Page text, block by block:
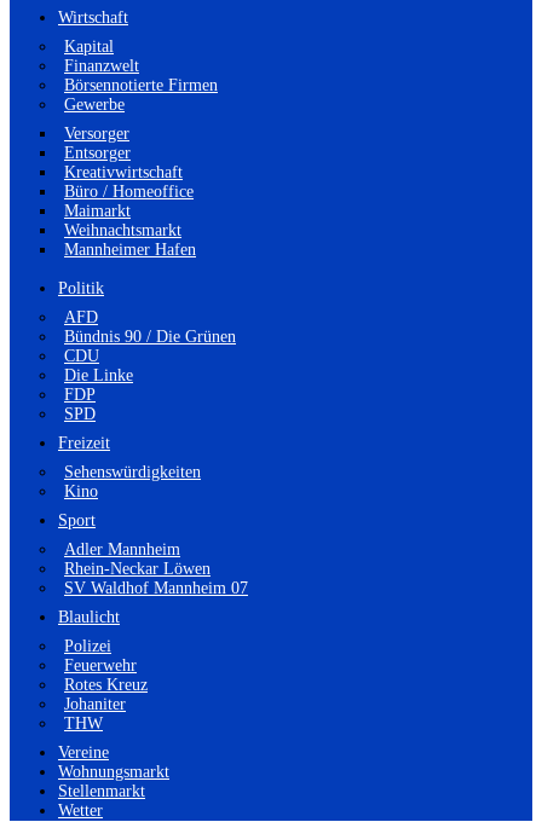
Wirtschaft
Kapital
Finanzwelt
Börsennotierte Firmen
Gewerbe
Versorger
Entsorger
Kreativwirtschaft
Büro / Homeoffice
Maimarkt
Weihnachtsmarkt
Mannheimer Hafen
Politik
AFD
Bündnis 90 / Die Grünen
CDU
Die Linke
FDP
SPD
Freizeit
Sehenswürdigkeiten
Kino
Sport
Adler Mannheim
Rhein-Neckar Löwen
SV Waldhof Mannheim 07
Blaulicht
Polizei
Feuerwehr
Rotes Kreuz
Johaniter
THW
Vereine
Wohnungsmarkt
Stellenmarkt
Wetter